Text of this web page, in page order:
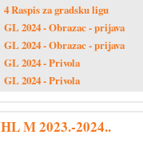
4 Raspis za gradsku ligu
GL 2024 - Obrazac - prijava
GL 2024 - Obrazac - prijava
GL 2024 - Privola
GL 2024 - Privola
M 2023.-2024..